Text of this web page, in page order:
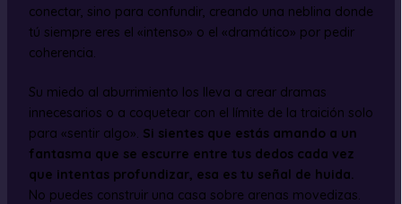
conectar, sino para confundir, creando una neblina donde
tú siempre eres el «intenso» o el «dramático» por pedir
coherencia.
Su miedo al aburrimiento los lleva a crear dramas
innecesarios o a coquetear con el límite de la traición solo
para «sentir algo». Si sientes que estás amando a un
fantasma que se escurre entre tus dedos cada vez
que intentas profundizar, esa es tu señal de huida.
No puedes construir una casa sobre arenas movedizas.